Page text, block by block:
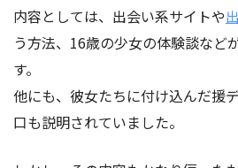
内容としては、出会い系サイトや
う方法、16歳の少女の体験談など
す。
他にも、彼女たちに付け込んだ援
口も説明されていました。